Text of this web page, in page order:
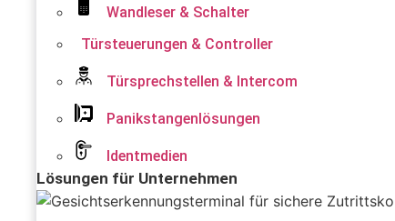
Wandleser & Schalter
Türsteuerungen & Controller
Türsprechstellen & Intercom
Panikstangenlösungen
Identmedien
Lösungen für Unternehmen